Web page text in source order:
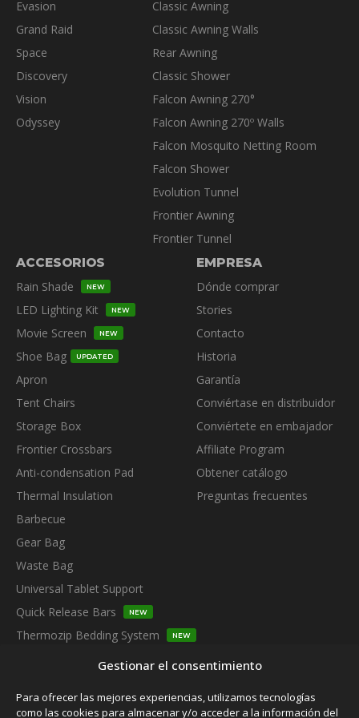
Gestionar el consentimiento
Para ofrecer las mejores experiencias, utilizamos tecnologías
como las cookies para almacenar y/o acceder a la información del
página
producto
Evasion
Grand Raid
Space
Discovery
Vision
Odyssey
Classic Awning
Classic Awning Walls
Rear Awning
Classic Shower
Falcon Awning 270°
Falcon Awning 270º Walls
Falcon Mosquito Netting Room
Falcon Shower
Evolution Tunnel
Frontier Awning
Frontier Tunnel
ACCESORIOS
Rain Shade
NEW
LED Lighting Kit NEW
Movie Screen NEW
Shoe Bag UPDATED
Apron
Tent Chairs
Storage Box
Frontier Crossbars
Anti-condensation Pad
Thermal Insulation
Barbecue
Gear Bag
Waste Bag
Universal Tablet Support
Quick Release Bars
NEW
Thermozip Bedding System NEW
EMPRESA
Dónde comprar
Stories
Contacto
Historia
Garantía
Conviértase en distribuidor
Conviértete en embajador
Affiliate Program
Obtener catálogo
Preguntas frecuentes